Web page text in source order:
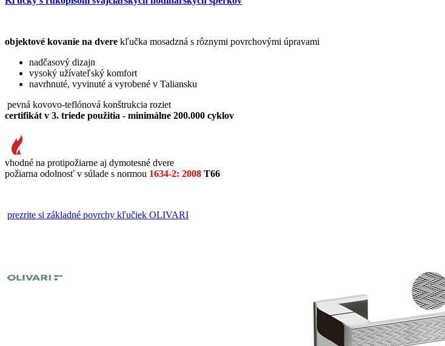
objektové kovanie na dvere kľučka mosadzná s rôznymi povrchovými úpravami
nadčasový dizajn
vysoký užívateľský komfort
navrhnuté, vyvinuté a vyrobené v Taliansku
pevná kovovo-teflónová konštrukcia roziet
certifikát v 3. triede použitia - minimálne 200.000 cyklov
vhodné na protipožiarne aj dymotesné dvere
požiarna odolnosť v súlade s normou 1634-2: 2008 T66
prezrite si základné povrchy kľučiek OLIVARI